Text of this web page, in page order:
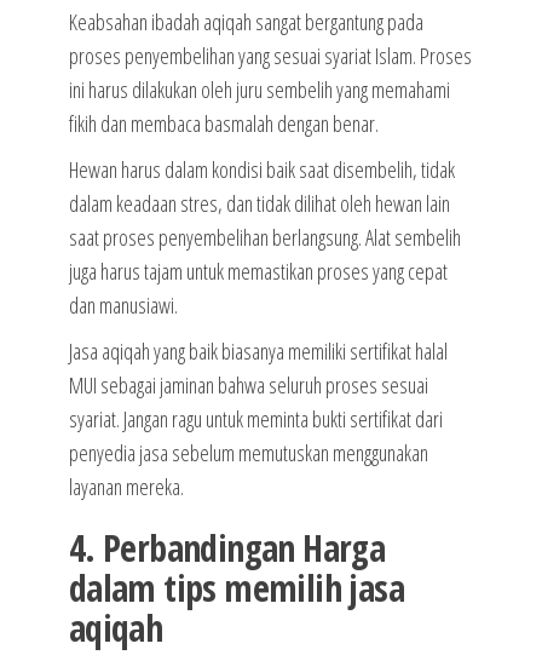
Keabsahan ibadah aqiqah sangat bergantung pada
proses penyembelihan yang sesuai syariat Islam. Proses
ini harus dilakukan oleh juru sembelih yang memahami
fikih dan membaca basmalah dengan benar.
Hewan harus dalam kondisi baik saat disembelih, tidak
dalam keadaan stres, dan tidak dilihat oleh hewan lain
saat proses penyembelihan berlangsung. Alat sembelih
juga harus tajam untuk memastikan proses yang cepat
dan manusiawi.
Jasa aqiqah yang baik biasanya memiliki sertifikat halal
MUI sebagai jaminan bahwa seluruh proses sesuai
syariat. Jangan ragu untuk meminta bukti sertifikat dari
penyedia jasa sebelum memutuskan menggunakan
layanan mereka.
4. Perbandingan Harga
dalam tips memilih jasa
aqiqah